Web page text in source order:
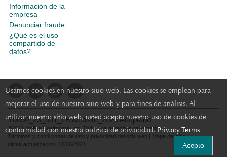
Usamos cookies en nuestro sitio web. Las cookies se emplean para
mejorar el uso de nuestro sitio web y para fines de análisis. Al
utilizar nuestro sitio web, usted acepta nuestro uso de cookies de
conformidad con nuestra política de privacidad.Privacy Terms
Acepto
Información de la
empresa
Denunciar fraude
¿Qué es el uso
compartido de
datos?
Y0050_23_001_LRWebsite_2023 Aceptado
©2023 Molina Healthcare, Inc. Todos los derechos reservados.
Términos y condiciones de uso y privacidad del sitio web | Mapa del sitio
última actualización: 10/26/2021